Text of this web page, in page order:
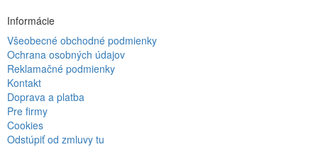
Informácie
Všeobecné obchodné podmienky
Ochrana osobných údajov
Reklamačné podmienky
Kontakt
Doprava a platba
Pre firmy
Cookies
Odstúpiť od zmluvy tu